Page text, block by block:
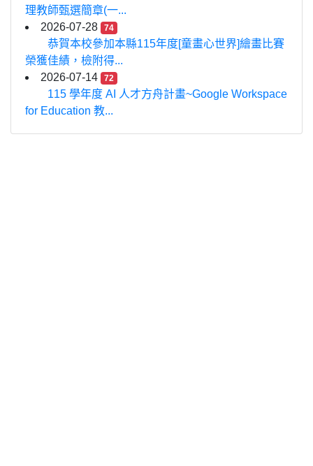
理教師甄選簡章(一...
2026-07-28
74
恭賀本校參加本縣115年度[童畫心世界]繪畫比賽
榮獲佳績，檢附得...
2026-07-14
72
115 學年度 AI 人才方舟計畫~Google Workspace
for Education 教...